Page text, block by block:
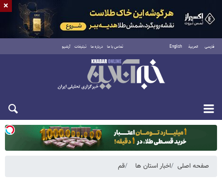
فارسی العربية English تماس با ما درباره ما تبلیغات آرشیو
یکشنبه ۱۸ مرداد ۱۴۰۵
صفحه اصلی اخبار استان ها قم
×